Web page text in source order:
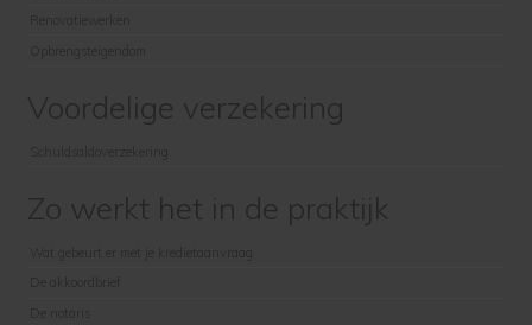
Renovatiewerken
Opbrengsteigendom
Voordelige verzekering
Schuldsaldoverzekering
Zo werkt het in de praktijk
Wat gebeurt er met je kredietaanvraag
De akkoordbrief
De notaris